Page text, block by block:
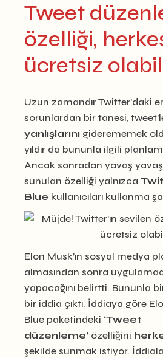
Tweet
özelliği,
ücretsiz
Uzun zamandır Twitter’daki
sorunlardan bir tanesi,
yanlışlarını giderememek
yıldır da bununla ilgili
Ancak sonradan yavaş
sunulan özelliği yalnızca
Blue kullanıcıları kullanma
Elon Musk’ın sosyal medya
almasından sonra
yapacağını belirtti. Bununla
bir iddia çıktı. İddiaya göre
Blue paketindeki ‘Tweet
düzenleme’ özelliğini
şekilde sunmak istiyor.